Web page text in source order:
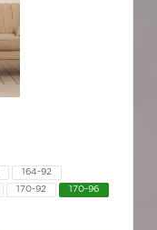
164-92
170-92 170-96